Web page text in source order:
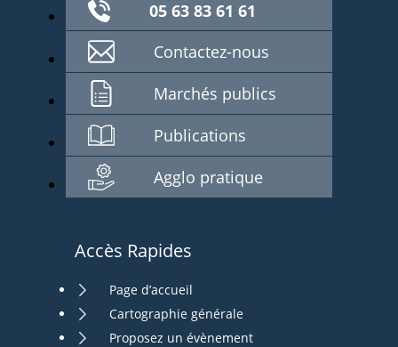
05 63 83 61 61
Contactez-nous
Marchés publics
Publications
Agglo pratique
Accès Rapides
Page d’accueil
Cartographie générale
Proposez un évènement